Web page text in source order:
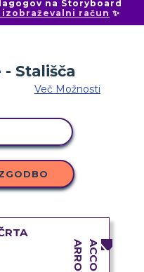
na Storyboard
račun ✨
Več Možnosti